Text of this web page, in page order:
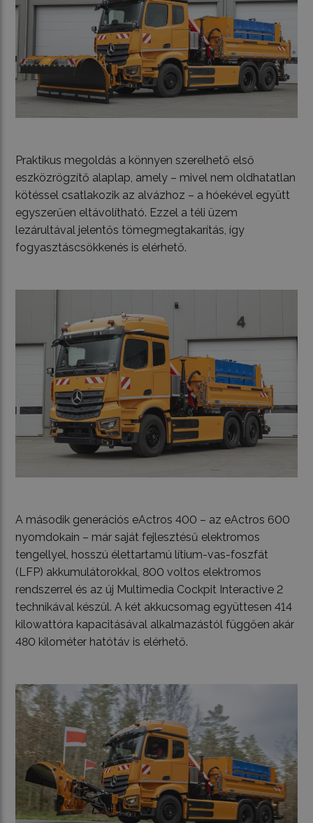
Praktikus megoldás a könnyen szerelhető első
eszközrögzítő alaplap, amely – mivel nem oldhatatlan
kötéssel csatlakozik az alvázhoz – a hóekével együtt
egyszerűen eltávolítható. Ezzel a téli üzem
lezárultával jelentős tömegmegtakarítás, így
fogyasztáscsökkenés is elérhető.
A második generációs eActros 400 – az eActros 600
nyomdokain – már saját fejlesztésű elektromos
tengellyel, hosszú élettartamú lítium-vas-foszfát
(LFP) akkumulátorokkal, 800 voltos elektromos
rendszerrel és az új Multimedia Cockpit Interactive 2
technikával készül. A két akkucsomag együttesen 414
kilowattóra kapacitásával alkalmazástól függően akár
480 kilométer hatótáv is elérhető.